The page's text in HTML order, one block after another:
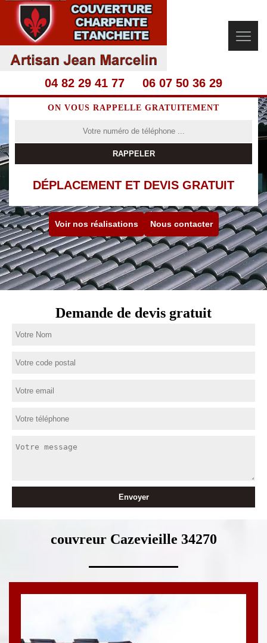
04 82 29 41 77 06 07 50 36 29
ON VOUS RAPPELLE GRATUITEMENT
DÉPLACEMENT ET DEVIS GRATUIT
Voir nos réalisations Nous contacter
Demande de devis gratuit
couvreur Cazevieille 34270